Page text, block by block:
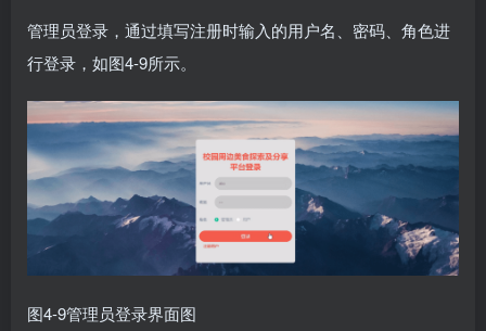
管理员登录，通过填写注册时输入的用户名、密码、角色进
行登录，如图4-9所示。
图4-9管理员登录界面图